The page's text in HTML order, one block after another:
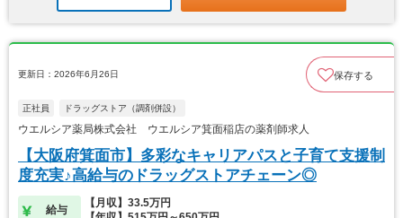
更新日：2026年6月26日 保存する
正社員 ドラッグストア（調剤併設）
ウエルシア薬局株式会社 ウエルシア箕面稲店の薬剤師求人
【大阪府箕面市】多彩なキャリアパスと子育て支援制
度充実♪高給与のドラッグストアチェーン◎
給与
【月収】33.5万円